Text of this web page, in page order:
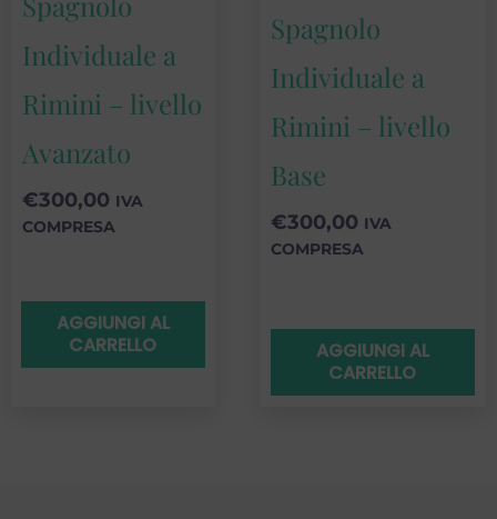
Individuale a
Rimini – livello
Avanzato
€300,00 IVA
COMPRESA
AGGIUNGI AL
CARRELLO
Spagnolo
Individuale a
Rimini – livello
Base
€300,00 IVA
COMPRESA
AGGIUNGI AL
CARRELLO